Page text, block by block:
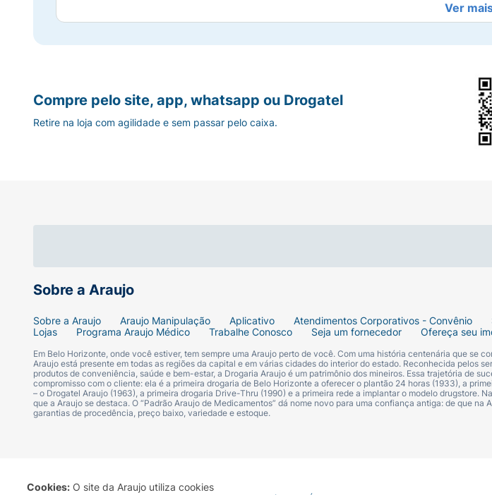
Cookies: O site da Araujo utiliza cookies
Ver
Sobre a Araujo
Sobre a Araujo Araujo Manipulação Aplicativo Atendimentos Corporativos - Convênio
Lojas
Programa Araujo Médico Trabalhe Conosco Seja um fornecedor Ofereça seu
Em Belo Horizonte, onde você estiver, tem sempre uma Araujo perto de você. Com uma história centenária que se
Araujo está presente em todas as regiões da capital e em várias cidades do interior do estado. Reconhecida pelos
produtos de conveniência, saúde e bem-estar, a Drogaria Araujo é um patrimônio dos mineiros. Essa trajetória de
compromisso com o cliente: ela é a primeira drogaria de Belo Horizonte a oferecer o plantão 24 horas (1933), a
– o Drogatel Araujo (1963), a primeira drogaria Drive-Thru (1990) e a primeira rede a implantar o modelo drugstore.
que a Araujo se destaca. O “Padrão Araujo de Medicamentos” dá nome novo para uma confiança antiga: de que
garantias de procedência, preço baixo, variedade e estoque.
Compre pelo site, app, whatsapp ou Drogatel
Retire na loja com agilidade e sem passar pelo caixa.